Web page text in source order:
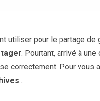
utiliser pour le partage de
. Pourtant, arrivé à
correctement. Pour vous
…